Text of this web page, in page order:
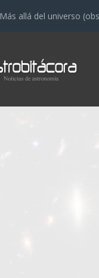
Más allá del universo